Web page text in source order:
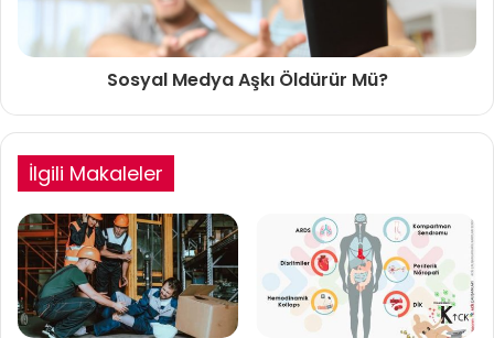
Sosyal Medya Aşkı Öldürür Mü?
İlgili Makaleler